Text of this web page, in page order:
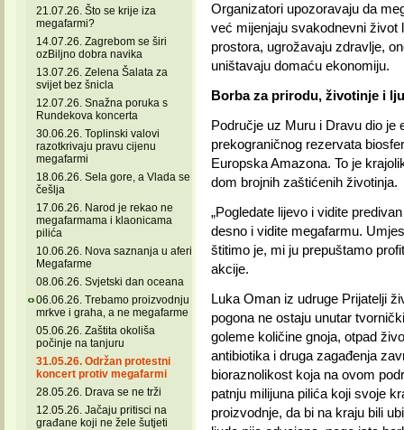
21.07.26. Što se krije iza
megafarmi?
14.07.26. Zagrebom se širi
ozBiljno dobra navika
13.07.26. Zelena Šalata za
svijet bez šnicla
12.07.26. Snažna poruka s
Rundekova koncerta
30.06.26. Toplinski valovi
razotkrivaju pravu cijenu
megafarmi
18.06.26. Sela gore, a Vlada se
češlja
17.06.26. Narod je rekao ne
megafarmama i klaonicama
pilića
10.06.26. Nova saznanja u aferi
Megafarme
08.06.26. Svjetski dan oceana
06.06.26. Trebamo proizvodnju
mrkve i graha, a ne megafarme
05.06.26. Zaštita okoliša
počinje na tanjuru
31.05.26. Održan protestni
koncert protiv megafarmi
28.05.26. Drava se ne trži
12.05.26. Jačaju pritisci na
građane koji ne žele šutjeti
Organizatori upozoravaju da
već mijenjaju svakodnevni život
prostora, ugrožavaju zdravlje,
uništavaju domaću ekonomiju.
Borba za prirodu, životinje i
Područje uz Muru i Dravu dio
prekograničnog rezervata
Europska Amazona. To je
dom brojnih zaštićenih životinja.
„Pogledate lijevo i vidite
desno i vidite megafarmu.
štitimo je, mi ju prepuštamo
akcije.
Luka Oman iz udruge Prijatelji
pogona ne ostaju unutar
goleme količine gnoja, otpad
antibiotika i druga zagađenja
bioraznolikost koja na ovom
patnju milijuna pilića koji svoje
proizvodnje, da bi na kraju bili